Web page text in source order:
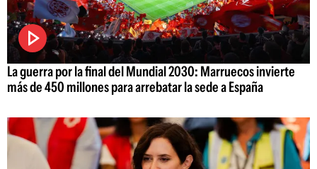
La guerra por la final del Mundial 2030: Marruecos invierte
más de 450 millones para arrebatar la sede a España